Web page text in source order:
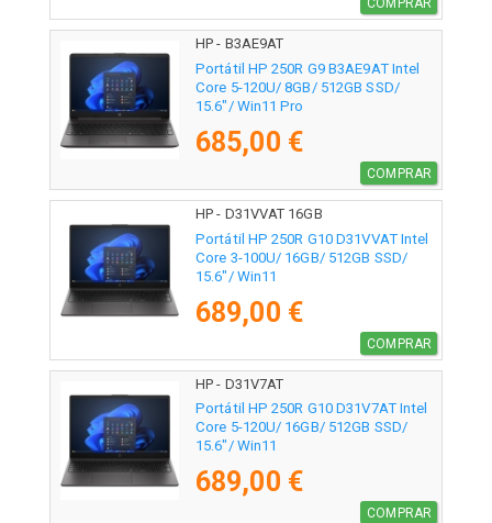
COMPRAR
HP - B3AE9AT
Portátil HP 250R G9 B3AE9AT Intel
Core 5-120U/ 8GB/ 512GB SSD/
15.6"/ Win11 Pro
685,00 €
COMPRAR
HP - D31VVAT 16GB
Portátil HP 250R G10 D31VVAT Intel
Core 3-100U/ 16GB/ 512GB SSD/
15.6"/ Win11
689,00 €
COMPRAR
HP - D31V7AT
Portátil HP 250R G10 D31V7AT Intel
Core 5-120U/ 16GB/ 512GB SSD/
15.6"/ Win11
689,00 €
COMPRAR